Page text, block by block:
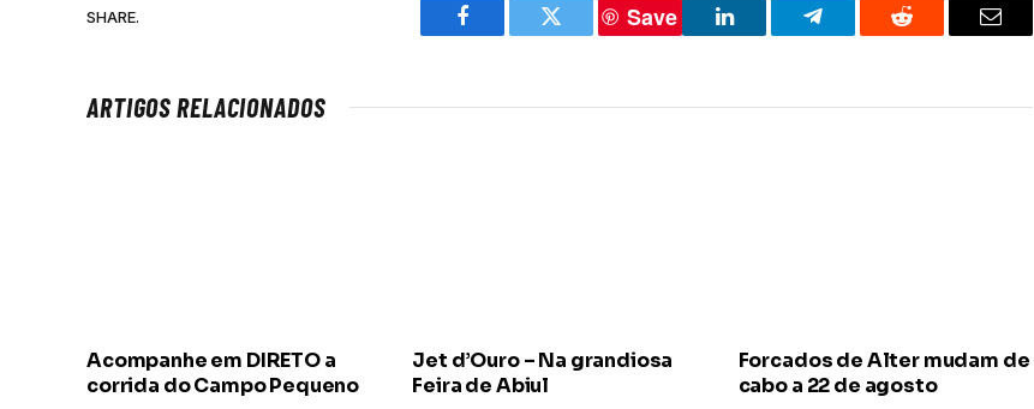
SHARE.
Facebook Twitter
Save
LinkedIn Telegram Reddit Email
ARTIGOS RELACIONADOS
Acompanhe em DIRETO a
corrida do Campo Pequeno
Jet d’Ouro – Na grandiosa
Feira de Abiul
Forcados de Alter mudam de
cabo a 22 de agosto